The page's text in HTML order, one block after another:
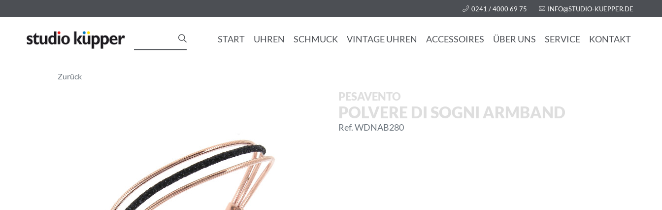
0241 / 4000 69 75 INFO@STUDIO-KUEPPER.DE
START UHREN SCHMUCK VINTAGE UHREN ACCESSOIRES ÜBER UNS SERVICE KONTAKT
Zurück
PESAVENTO
POLVERE DI SOGNI ARMBAND
Ref. WDNAB280